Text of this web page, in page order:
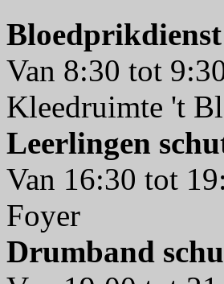
Bloedprikdienst
Van 8:30 tot
Kleedruimte 't
Leerlingen
Van 16:30 tot
Foyer
Drumband